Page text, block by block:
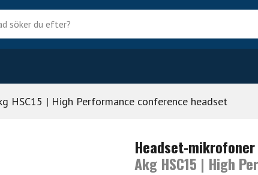
HSC15 | High Performance conference headset
Headset-mikrofoner
Akg HSC15 | High